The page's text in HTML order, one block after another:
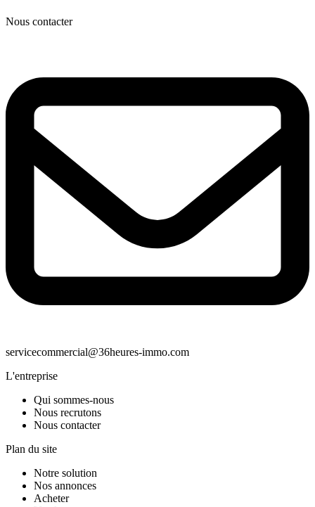
Nous contacter
servicecommercial@36heures-immo.com
L'entreprise
Qui sommes-nous
Nous recrutons
Nous contacter
Plan du site
Notre solution
Nos annonces
Acheter